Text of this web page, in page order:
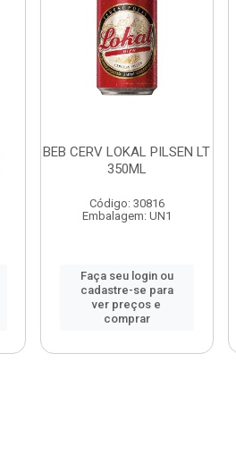
BEB CERV LOKAL PILSEN LT
350ML
Código: 30816
Embalagem: UN1
Faça seu login ou
cadastre-se para
ver preços e
comprar